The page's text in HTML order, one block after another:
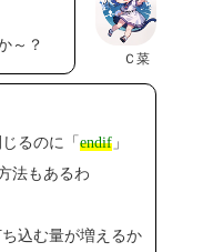
Ｃ菜
～？
るのに「 endif」
法もあるわ
込む量が増えるか